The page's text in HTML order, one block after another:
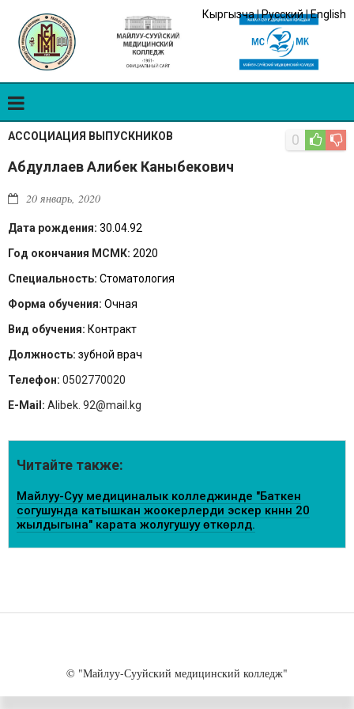
Кыргызча|Русский|English
АССОЦИАЦИЯ ВЫПУСКНИКОВ
Абдуллаев Алибек Каныбекович
20 январь, 2020
0
Дата рождения: 30.04.92
Год окончания МСМК: 2020
Специальность: Стоматология
Форма обучения: Очная
Вид обучения: Контракт
Должность: зубной врач
Телефон: 0502770020
E-Mail: Alibek. 92@mail.kg
Читайте также:
Майлуу-Суу медициналык колледжинде "Баткен
согушунда катышкан жоокерлерди эскерүү күнүнүн 20
жылдыгына" карата жолугушуу өткөрүлдү.
© "Майлуу-Сууйский медицинский колледж"